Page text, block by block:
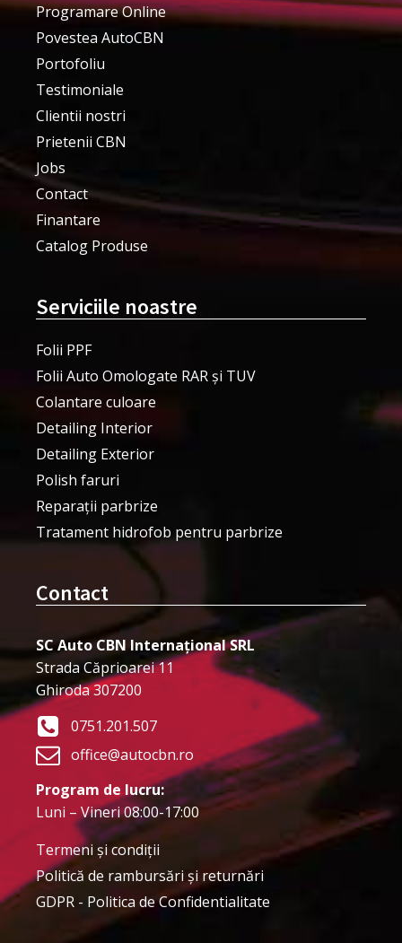
Programare Online
Povestea AutoCBN
Portofoliu
Testimoniale
Clientii nostri
Prietenii CBN
Jobs
Contact
Finantare
Catalog Produse
Serviciile noastre
Folii PPF
Folii Auto Omologate RAR și TUV
Colantare culoare
Detailing Interior
Detailing Exterior
Polish faruri
Reparații parbrize
Tratament hidrofob pentru parbrize
Contact
SC Auto CBN Internațional SRL
Strada Căprioarei 11
Ghiroda 307200
0751.201.507
office@autocbn.ro
Program de lucru:
Luni – Vineri 08:00-17:00
Termeni şi condiţii
Politică de rambursări și returnări
GDPR - Politica de Confidentialitate